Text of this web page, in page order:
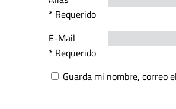
* Requerido
E-Mail
* Requerido
Guarda mi nombre, correo